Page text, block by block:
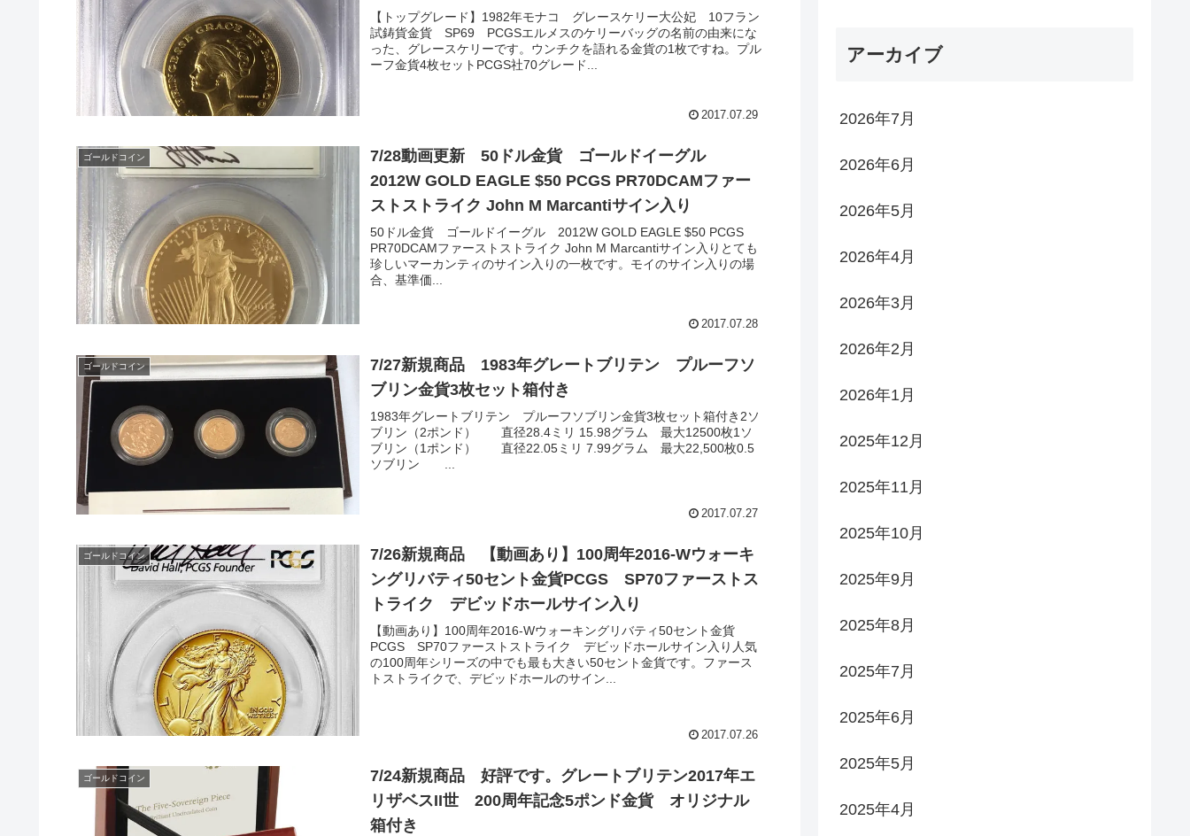
【トップグレード】1982年モナコ グレースケリー大公妃 10フラン
試鋳貨金貨 SP69 PCGSエルメスのケリーバッグの名前の由来にな
った、グレースケリーです。ウンチクを語れる金貨の1枚ですね。プル
ーフ金貨4枚セットPCGS社70グレード...
2017.07.29
ゴールドコイン
7/28動画更新 50ドル金貨 ゴールドイーグル
2012W GOLD EAGLE $50 PCGS PR70DCAMファー
ストストライク John M Marcantiサイン入り
50ドル金貨 ゴールドイーグル 2012W GOLD EAGLE $50 PCGS
PR70DCAMファーストストライク John M Marcantiサイン入りとても
珍しいマーカンティのサイン入りの一枚です。モイのサイン入りの場
合、基準価...
2017.07.28
ゴールドコイン
7/27新規商品 1983年グレートブリテン プルーフソ
ブリン金貨3枚セット箱付き
1983年グレートブリテン プルーフソブリン金貨3枚セット箱付き2ソ
ブリン（2ポンド） 直径28.4ミリ 15.98グラム 最大12500枚1ソ
ブリン（1ポンド） 直径22.05ミリ 7.99グラム 最大22,500枚0.5
ソブリン ...
2017.07.27
ゴールドコイン
7/26新規商品 【動画あり】100周年2016-Wウォーキ
ングリバティ50セント金貨PCGS SP70ファーストス
トライク デビッドホールサイン入り
【動画あり】100周年2016-Wウォーキングリバティ50セント金貨
PCGS SP70ファーストストライク デビッドホールサイン入り人気
の100周年シリーズの中でも最も大きい50セント金貨です。ファース
トストライクで、デビッドホールのサイン...
2017.07.26
ゴールドコイン
7/24新規商品 好評です。グレートブリテン2017年エ
リザベスII世 200周年記念5ポンド金貨 オリジナル
箱付き
アーカイブ
2026年7月
2026年6月
2026年5月
2026年4月
2026年3月
2026年2月
2026年1月
2025年12月
2025年11月
2025年10月
2025年9月
2025年8月
2025年7月
2025年6月
2025年5月
2025年4月